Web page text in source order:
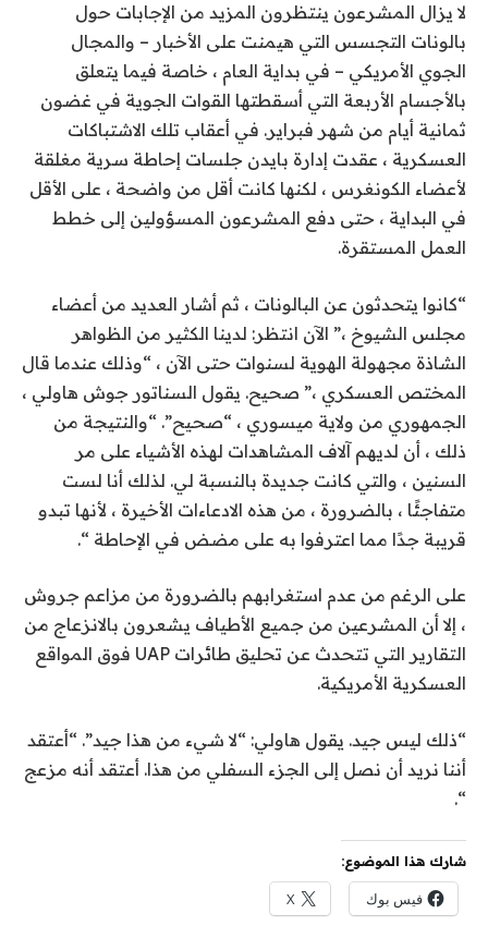
لا يزال المشرعون ينتظرون المزيد من الإجابات حول
بالونات التجسس التي هيمنت على الأخبار – والمجال
الجوي الأمريكي – في بداية العام ، خاصة فيما يتعلق
بالأجسام الأربعة التي أسقطتها القوات الجوية في غضون
ثمانية أيام من شهر فبراير. في أعقاب تلك الاشتباكات
العسكرية ، عقدت إدارة بايدن جلسات إحاطة سرية مغلقة
لأعضاء الكونغرس ، لكنها كانت أقل من واضحة ، على الأقل
في البداية ، حتى دفع المشرعون المسؤولين إلى خطط
العمل المستقرة.
“كانوا يتحدثون عن البالونات ، ثم أشار العديد من أعضاء
مجلس الشيوخ ،” الآن انتظر: لدينا الكثير من الظواهر
الشاذة مجهولة الهوية لسنوات حتى الآن ، “وذلك عندما قال
المختص العسكري ،” صحيح. يقول السناتور جوش هاولي ،
الجمهوري من ولاية ميسوري ، “صحيح”. “والنتيجة من
ذلك ، أن لديهم آلاف المشاهدات لهذه الأشياء على مر
السنين ، والتي كانت جديدة بالنسبة لي. لذلك أنا لست
متفاجئًا ، بالضرورة ، من هذه الادعاءات الأخيرة ، لأنها تبدو
قريبة جدًا مما اعترفوا به على مضض في الإحاطة “.
على الرغم من عدم استغرابهم بالضرورة من مزاعم جروش
، إلا أن المشرعين من جميع الأطياف يشعرون بالانزعاج من
التقارير التي تتحدث عن تحليق طائرات UAP فوق المواقع
العسكرية الأمريكية.
“ذلك ليس جيد. يقول هاولي: “لا شيء من هذا جيد”. “أعتقد
أننا نريد أن نصل إلى الجزء السفلي من هذا. أعتقد أنه مزعج
“.
شارك هذا الموضوع:
فيس بوك X